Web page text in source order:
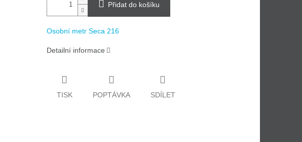
Přidat do košíku
Osobní metr Seca 216
Detailní informace
TISK POPTÁVKA SDÍLET